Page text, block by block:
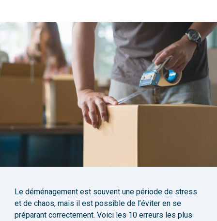
Le déménagement est souvent une période de stress
et de chaos, mais il est possible de l’éviter en se
préparant correctement. Voici les 10 erreurs les plus